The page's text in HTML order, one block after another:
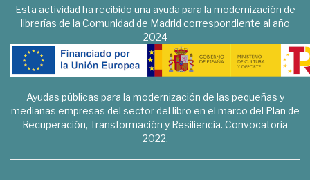
Esta actividad ha recibido una ayuda para la modernización de
librerías de la Comunidad de Madrid correspondiente al año
2024
Ayudas públicas para la modernización de las pequeñas y
medianas empresas del sector del libro en el marco del Plan de
Recuperación, Transformación y Resiliencia. Convocatoria
2022.